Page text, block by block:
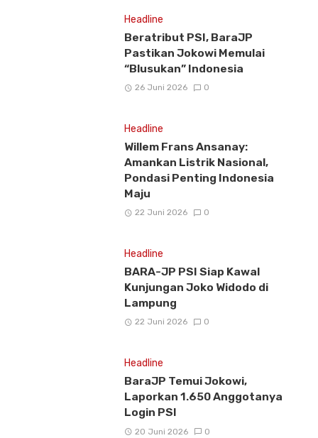
Headline
Beratribut PSI, BaraJP
Pastikan Jokowi Memulai
“Blusukan” Indonesia
26 Juni 2026 0
Headline
Willem Frans Ansanay:
Amankan Listrik Nasional,
Pondasi Penting Indonesia
Maju
22 Juni 2026 0
Headline
BARA-JP PSI Siap Kawal
Kunjungan Joko Widodo di
Lampung
22 Juni 2026 0
Headline
BaraJP Temui Jokowi,
Laporkan 1.650 Anggotanya
Login PSI
20 Juni 2026 0